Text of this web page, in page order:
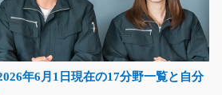
す☆指示書通りに棚から部品を集
…
）
1500円
年6月1日現在の17分野一覧と自分